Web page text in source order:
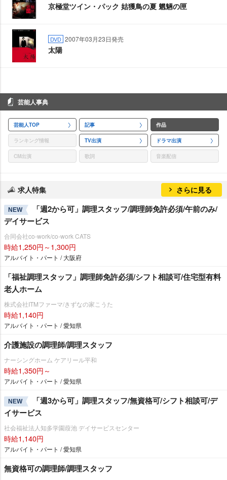
京極堂ツイン・パック 姑獲鳥の夏 魍魎の匣
DVD 2007年03月23日発売
太陽
芸能人事典
芸能人TOP 記事 作品
ランキング情報 TV出演 ドラマ出演
CM出演 歌詞 音楽配信
求人特集 さらに見る
NEW
「週2から可」調理スタッフ/調理師免許必須/午前のみ/
デイサービス
合同会社co-work/co-work CATS
時給1,250円～1,300円
アルバイト・パート / 大阪府
「福祉調理スタッフ」調理師免許必須/シフト相談可/住宅型有料
老人ホーム
株式会社ITMファーマ/きずなの家こうた
時給1,140円
アルバイト・パート / 愛知県
介護施設の調理師/調理スタッフ
ナーシングホーム ケアリール平和
時給1,350円～
アルバイト・パート / 愛知県
NEW
「週3から可」調理スタッフ/無資格可/シフト相談可/デ
イサービス
社会福祉法人知多学園葭池 デイサービスセンター
時給1,140円
アルバイト・パート / 愛知県
無資格可の調理師/調理スタッフ